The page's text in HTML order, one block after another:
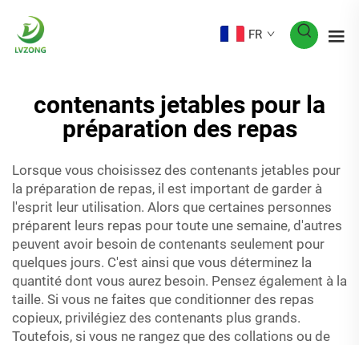
FR
contenants jetables pour la
préparation des repas
Lorsque vous choisissez des contenants jetables pour
la préparation de repas, il est important de garder à
l'esprit leur utilisation. Alors que certaines personnes
préparent leurs repas pour toute une semaine, d'autres
peuvent avoir besoin de contenants seulement pour
quelques jours. C'est ainsi que vous déterminez la
quantité dont vous aurez besoin. Pensez également à la
taille. Si vous ne faites que conditionner des repas
copieux, privilégiez des contenants plus grands.
Toutefois, si vous ne rangez que des collations ou de